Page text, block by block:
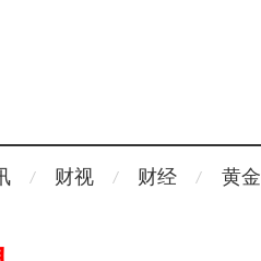
财视 财经 黄金